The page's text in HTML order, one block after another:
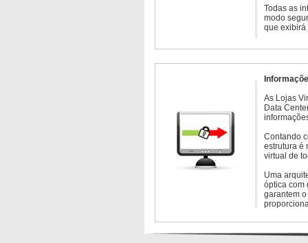
Todas as
modo
que exibirá
As Lojas
Data
Contando
estrutura é
virtual de
Uma
óptica com
garantem